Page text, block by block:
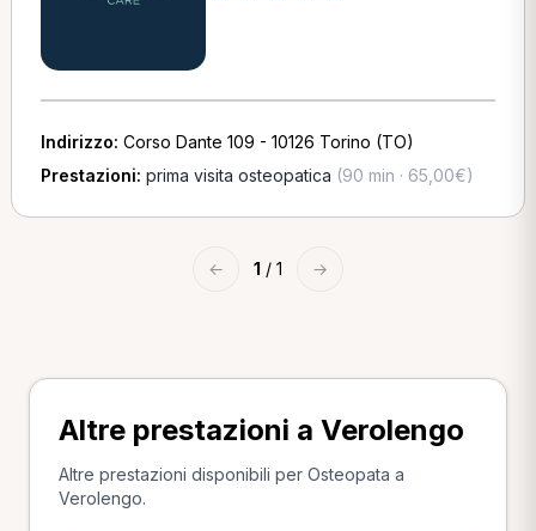
Indirizzo: Corso Dante 109 - 10126 Torino (TO)
Prestazioni: prima visita osteopatica (90 min · 65,00€)
← 1 / 1 →
Altre prestazioni a Verolengo
Altre prestazioni disponibili per Osteopata a
Verolengo.